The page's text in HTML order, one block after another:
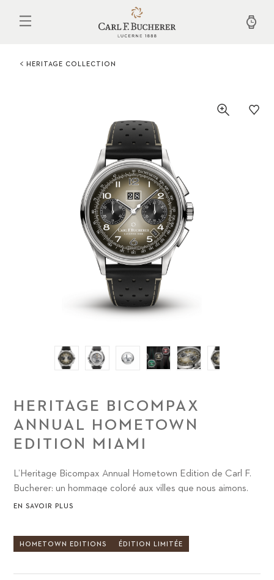
contenu
HERITAGE COLLECTION
HERITAGE BICOMPAX
ANNUAL HOMETOWN
EDITION MIAMI
L’Heritage Bicompax Annual Hometown Edition de Carl F.
Bucherer: un hommage coloré aux villes que nous aimons.
EN SAVOIR PLUS
HOMETOWN EDITIONS ÉDITION LIMITÉE